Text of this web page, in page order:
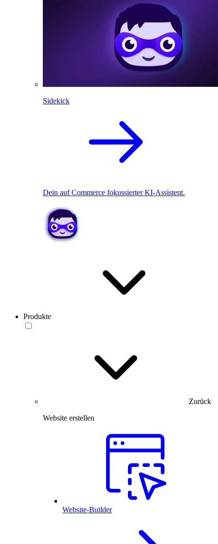
Sidekick
Dein auf Commerce fokussierter KI-Assistent.
Produkte
Zurück
Website erstellen
Website-Builder